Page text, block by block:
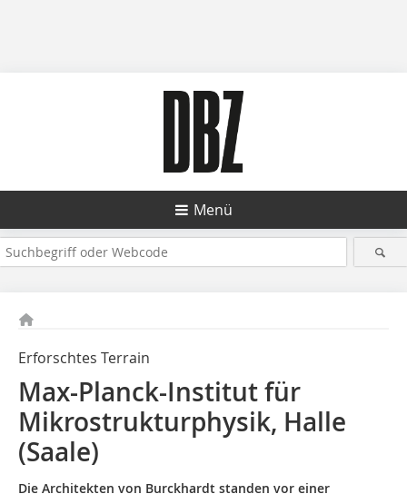
Menü
Erforschtes Terrain
Max-Planck-Institut für
Mikrostrukturphysik, Halle
(Saale)
Die Architekten von Burckhardt standen vor einer